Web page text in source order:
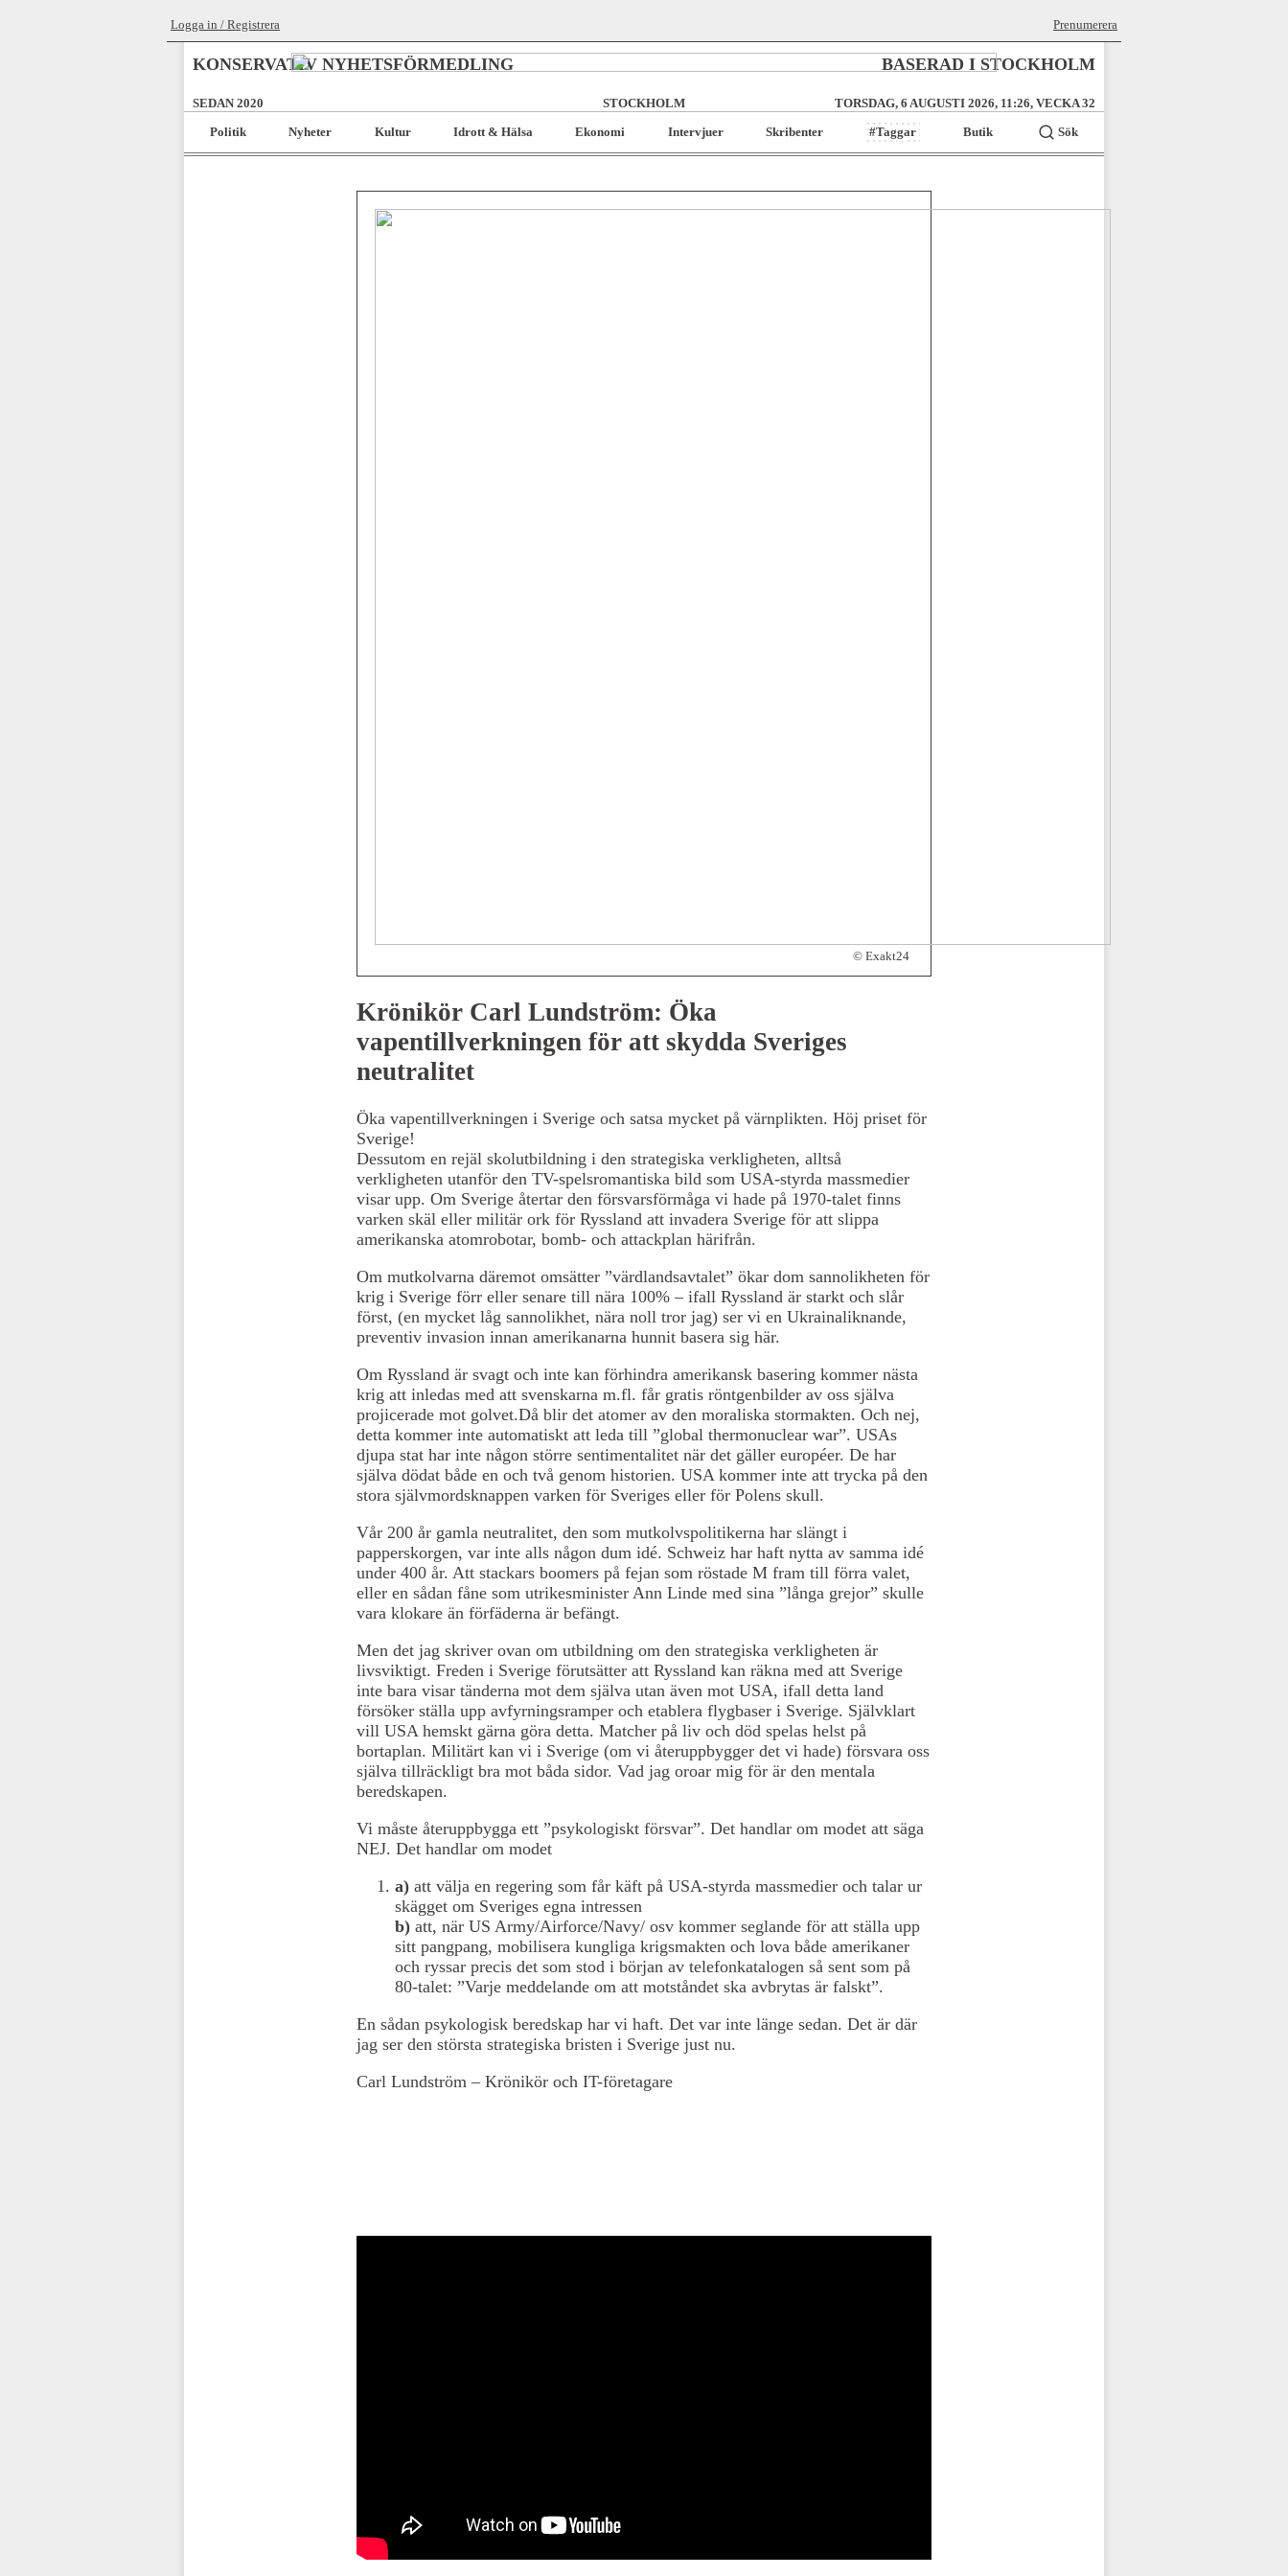
Logga in / Registrera Prenumerera
KONSERVATIV NYHETSFÖRMEDLING BASERAD I STOCKHOLM
SEDAN 2020 STOCKHOLM
TORSDAG, 6 AUGUSTI 2026, 11:26, VECKA 32
Politik
Nyheter Kultur Idrott & Hälsa Ekonomi Intervjuer Skribenter #Taggar Butik Sök
© Exakt24
Krönikör Carl Lundström: Öka
vapentillverkningen för att skydda Sveriges
neutralitet
Öka vapentillverkningen i Sverige och satsa mycket på värnplikten. Höj priset för
Sverige!
Dessutom en rejäl skolutbildning i den strategiska verkligheten, alltså
verkligheten utanför den TV-spelsromantiska bild som USA-styrda massmedier
visar upp. Om Sverige återtar den försvarsförmåga vi hade på 1970-talet finns
varken skäl eller militär ork för Ryssland att invadera Sverige för att slippa
amerikanska atomrobotar, bomb- och attackplan härifrån.
Om mutkolvarna däremot omsätter ”värdlandsavtalet” ökar dom sannolikheten för
krig i Sverige förr eller senare till nära 100% – ifall Ryssland är starkt och slår
först, (en mycket låg sannolikhet, nära noll tror jag) ser vi en Ukrainaliknande,
preventiv invasion innan amerikanarna hunnit basera sig här.
Om Ryssland är svagt och inte kan förhindra amerikansk basering kommer nästa
krig att inledas med att svenskarna m.fl. får gratis röntgenbilder av oss själva
projicerade mot golvet.Då blir det atomer av den moraliska stormakten. Och nej,
detta kommer inte automatiskt att leda till ”global thermonuclear war”. USAs
djupa stat har inte någon större sentimentalitet när det gäller européer. De har
själva dödat både en och två genom historien. USA kommer inte att trycka på den
stora självmordsknappen varken för Sveriges eller för Polens skull.
Vår 200 år gamla neutralitet, den som mutkolvspolitikerna har slängt i
papperskorgen, var inte alls någon dum idé. Schweiz har haft nytta av samma idé
under 400 år. Att stackars boomers på fejan som röstade M fram till förra valet,
eller en sådan fåne som utrikesminister Ann Linde med sina ”långa grejor” skulle
vara klokare än förfäderna är befängt.
Men det jag skriver ovan om utbildning om den strategiska verkligheten är
livsviktigt. Freden i Sverige förutsätter att Ryssland kan räkna med att Sverige
inte bara visar tänderna mot dem själva utan även mot USA, ifall detta land
försöker ställa upp avfyrningsramper och etablera flygbaser i Sverige. Självklart
vill USA hemskt gärna göra detta. Matcher på liv och död spelas helst på
bortaplan. Militärt kan vi i Sverige (om vi återuppbygger det vi hade) försvara oss
själva tillräckligt bra mot båda sidor. Vad jag oroar mig för är den mentala
beredskapen.
Vi måste återuppbygga ett ”psykologiskt försvar”. Det handlar om modet att säga
NEJ. Det handlar om modet
a) att välja en regering som får käft på USA-styrda massmedier och talar ur
skägget om Sveriges egna intressen
b) att, när US Army/Airforce/Navy/ osv kommer seglande för att ställa upp
sitt pangpang, mobilisera kungliga krigsmakten och lova både amerikaner
och ryssar precis det som stod i början av telefonkatalogen så sent som på
80-talet: ”Varje meddelande om att motståndet ska avbrytas är falskt”.
En sådan psykologisk beredskap har vi haft. Det var inte länge sedan. Det är där
jag ser den största strategiska bristen i Sverige just nu.
Carl Lundström – Krönikör och IT-företagare